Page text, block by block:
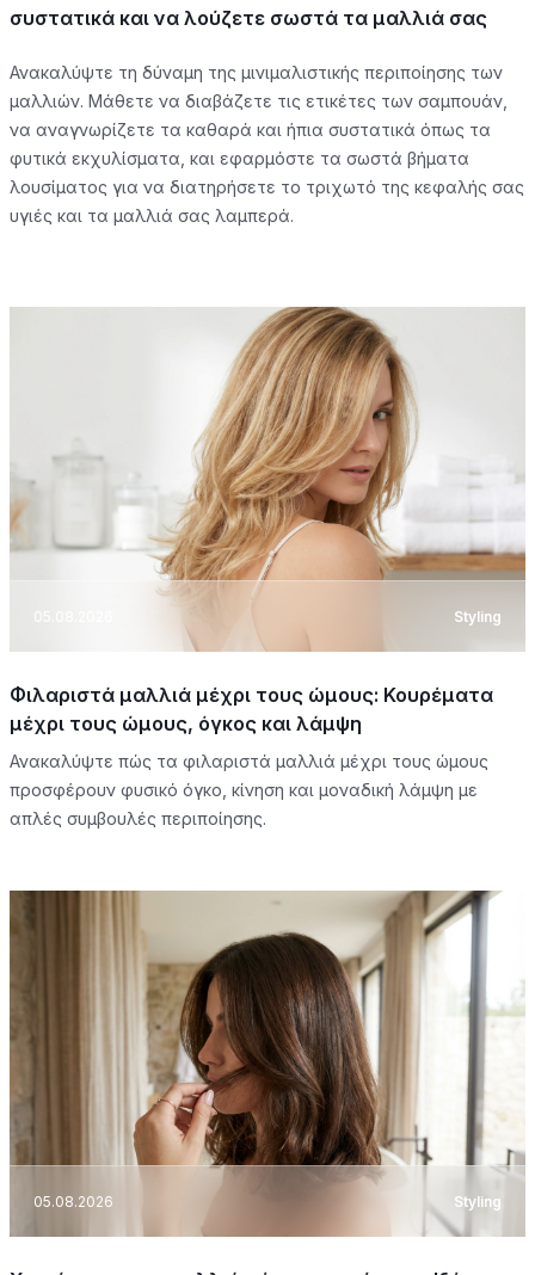
συστατικά και να λούζετε σωστά τα μαλλιά σας
Ανακαλύψτε τη δύναμη της μινιμαλιστικής περιποίησης των
μαλλιών. Μάθετε να διαβάζετε τις ετικέτες των σαμπουάν,
να αναγνωρίζετε τα καθαρά και ήπια συστατικά όπως τα
φυτικά εκχυλίσματα, και εφαρμόστε τα σωστά βήματα
λουσίματος για να διατηρήσετε το τριχωτό της κεφαλής σας
υγιές και τα μαλλιά σας λαμπερά.
Styling
Φιλαριστά μαλλιά μέχρι τους ώμους: Κουρέματα
μέχρι τους ώμους, όγκος και λάμψη
Ανακαλύψτε πώς τα φιλαριστά μαλλιά μέχρι τους ώμους
προσφέρουν φυσικό όγκο, κίνηση και μοναδική λάμψη με
απλές συμβουλές περιποίησης.
05.08.2026 Styling